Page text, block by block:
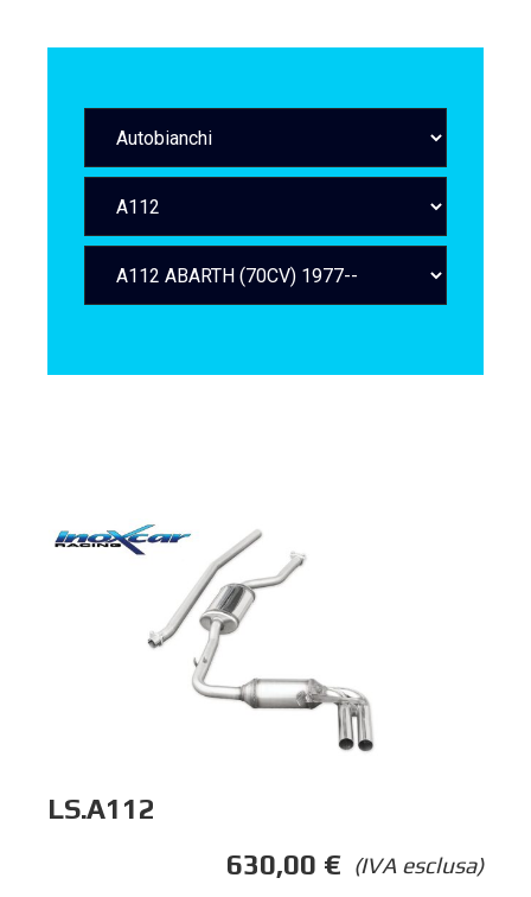
LS.A112
(IVA esclusa)
630,00 €